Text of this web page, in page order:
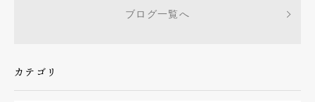
ブログ一覧へ
カテゴリ